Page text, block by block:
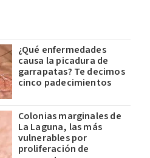
¿Qué enfermedades
causa la picadura de
garrapatas? Te decimos
cinco padecimientos
Colonias marginales de
La Laguna, las más
vulnerables por
proliferación de